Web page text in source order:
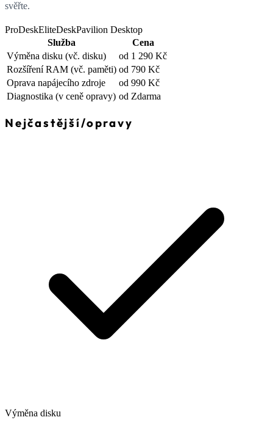
svěřte.
ProDeskEliteDeskPavilion Desktop
Služba
Cena
Výměna disku (vč. disku)
od 1 290 Kč
Rozšíření RAM (vč. paměti) od 790 Kč
Oprava napájecího zdroje
od 990 Kč
Diagnostika (v ceně opravy) od Zdarma
Nejčastější/opravy
Výměna disku